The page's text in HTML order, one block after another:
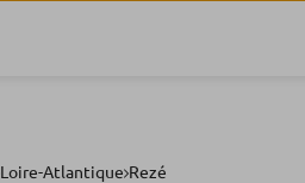
Loire-Atlantique Rezé